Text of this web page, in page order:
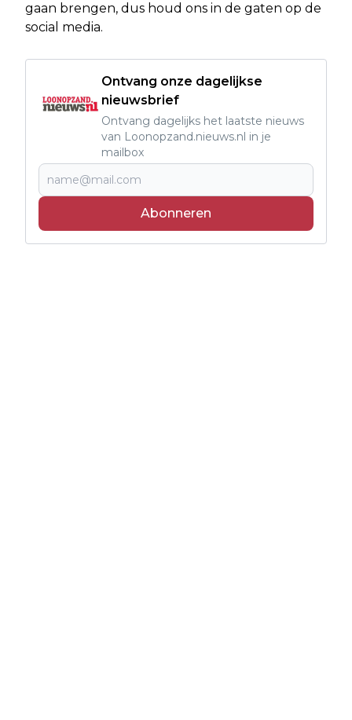
gaan brengen, dus houd ons in de gaten op de
social media.
Ontvang onze dagelijkse
nieuwsbrief
Ontvang dagelijks het laatste nieuws
van Loonopzand.nieuws.nl in je
mailbox
Abonneren